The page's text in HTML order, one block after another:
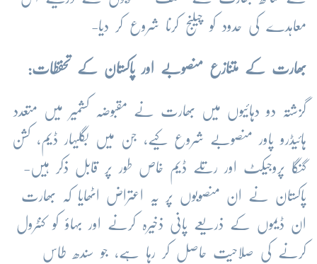
معاہدے کی حدود کو چیلنج کرنا شروع کر دیا-
بھارت کے متنازع منصوبے اور پاکستان کے تحفظات:
گزشتہ دو دہائیوں میں بھارت نے مقبوضہ کشمیر میں متعدد
ہائیڈرو پاور منصوبے شروع کیے، جن میں بگلیہار ڈیم، کشن
گنگا پروجیکٹ اور رتلے ڈیم خاص طور پر قابل ذکر ہیں-
پاکستان نے ان منصوبوں پر یہ اعتراض اٹھایا کہ بھارت
ان ڈیموں کے ذریعے پانی ذخیرہ کرنے اور بہاؤ کو کنٹرول
کرنے کی صلاحیت حاصل کر رہا ہے، جو سندھ طاس